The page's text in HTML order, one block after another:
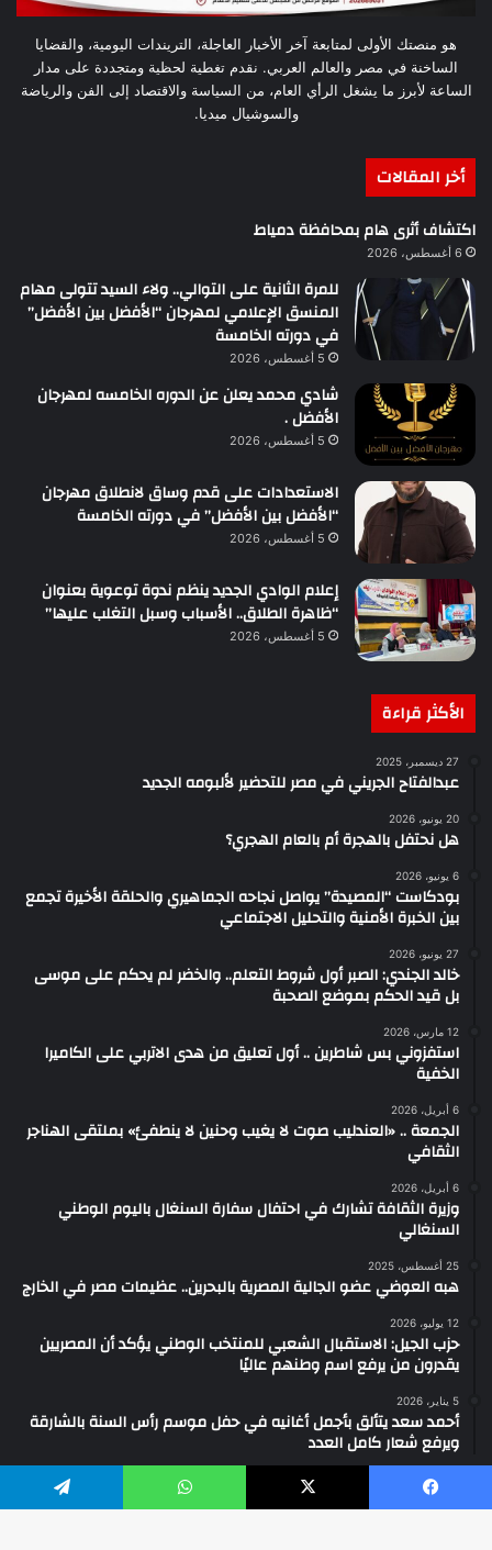
هو منصتك الأولى لمتابعة آخر الأخبار العاجلة، التريندات اليومية، والقضايا
الساخنة في مصر والعالم العربي. نقدم تغطية لحظية ومتجددة على مدار
الساعة لأبرز ما يشغل الرأي العام، من السياسة والاقتصاد إلى الفن والرياضة
والسوشيال ميديا.
أخر المقالات
اكتشاف أثرى هام بمحافظة دمياط
6 أغسطس، 2026
للمرة الثانية على التوالي.. ولاء السيد تتولى مهام
المنسق الإعلامي لمهرجان “الأفضل بين الأفضل”
في دورته الخامسة
5 أغسطس، 2026
شادي محمد يعلن عن الدوره الخامسه لمهرجان
الأفضل .
5 أغسطس، 2026
الاستعدادات على قدم وساق لانطلاق مهرجان
“الأفضل بين الأفضل” في دورته الخامسة
5 أغسطس، 2026
إعلام الوادي الجديد ينظم ندوة توعوية بعنوان
“ظاهرة الطلاق.. الأسباب وسبل التغلب عليها”
5 أغسطس، 2026
الأكثر قراءة
27 ديسمبر، 2025
عبدالفتاح الجريني في مصر للتحضير لألبومه الجديد
20 يونيو، 2026
هل نحتفل بالهجرة أم بالعام الهجري؟
6 يونيو، 2026
بودكاست “المصيدة” يواصل نجاحه الجماهيري والحلقة الأخيرة تجمع
بين الخبرة الأمنية والتحليل الاجتماعي
27 يونيو، 2026
خالد الجندي: الصبر أول شروط التعلم.. والخضر لم يحكم على موسى
بل قيد الحكم بموضع الصحبة
12 مارس، 2026
استفزوني بس شاطرين .. أول تعليق من هدى الاتربي على الكاميرا
الخفية
6 أبريل، 2026
الجمعة .. «العندليب صوت لا يغيب وحنين لا ينطفئ» بملتقى الهناجر
الثقافي
6 أبريل، 2026
وزيرة الثقافة تشارك في احتفال سفارة السنغال باليوم الوطني
السنغالي
25 أغسطس، 2025
هبه العوضي عضو الجالية المصرية بالبحرين.. عظيمات مصر في الخارج
12 يوليو، 2026
حزب الجيل: الاستقبال الشعبي للمنتخب الوطني يؤكد أن المصريين
يقدرون من يرفع اسم وطنهم عاليًا
5 يناير، 2026
أحمد سعد يتألق بأجمل أغانيه في حفل موسم رأس السنة بالشارقة
ويرفع شعار كامل العدد
فيسبوك ‫X واتساب تيلقرام